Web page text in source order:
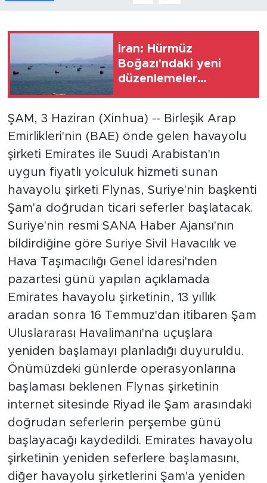
İran: Hürmüz
Boğazı'ndaki yeni
düzenlemeler
ŞAM, 3 Haziran (Xinhua) -- Birleşik Arap
Emirlikleri'nin (BAE) önde gelen havayolu
şirketi Emirates ile Suudi Arabistan'ın
uygun fiyatlı yolculuk hizmeti sunan
havayolu şirketi Flynas, Suriye'nin başkenti
Şam'a doğrudan ticari seferler başlatacak.
Suriye'nin resmi SANA Haber Ajansı'nın
bildirdiğine göre Suriye Sivil Havacılık ve
Hava Taşımacılığı Genel İdaresi'nden
pazartesi günü yapılan açıklamada
Emirates havayolu şirketinin, 13 yıllık
aradan sonra 16 Temmuz'dan itibaren Şam
Uluslararası Havalimanı'na uçuşlara
yeniden başlamayı planladığı duyuruldu.
Önümüzdeki günlerde operasyonlarına
başlaması beklenen Flynas şirketinin
internet sitesinde Riyad ile Şam arasındaki
doğrudan seferlerin perşembe günü
başlayacağı kaydedildi. Emirates havayolu
şirketinin yeniden seferlere başlamasını,
diğer havayolu şirketlerini Şam'a yeniden
Seyahat